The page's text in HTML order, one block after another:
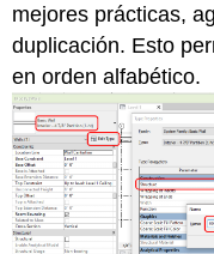
mejores prácticas,
duplicación. Esto
en orden alfabético.